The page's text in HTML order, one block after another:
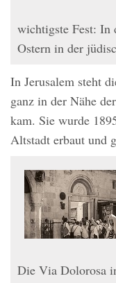
wichtigste Fest: In
Ostern in der
In Jerusalem steht
ganz in der Nähe
kam. Sie wurde
Altstadt erbaut und
Die Via Dolorosa